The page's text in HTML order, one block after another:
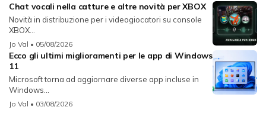
Chat vocali nella catture e altre novità per XBOX
Novità in distribuzione per i videogiocatori su console
XBOX...
Jo Val • 05/08/2026
Ecco gli ultimi miglioramenti per le app di Windows
11
Microsoft torna ad aggiornare diverse app incluse in
Windows...
Jo Val • 03/08/2026